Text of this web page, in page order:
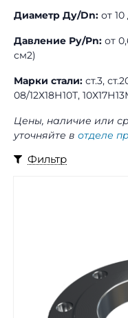
Диаметр Ду/Dn: от
Давление Ру/Pn: от
см2)
Марки стали: ст.3,
08/12Х18Н10Т,
Цены, наличие или
уточняйте в отделе
Фильтр